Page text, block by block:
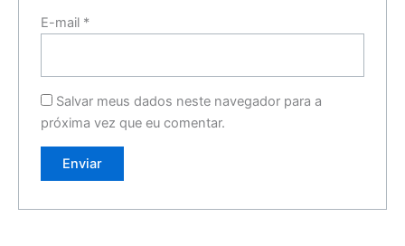
E-mail *
Salvar meus dados neste navegador para a
próxima vez que eu comentar.